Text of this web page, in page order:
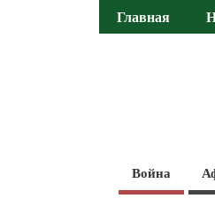
Главная
Война